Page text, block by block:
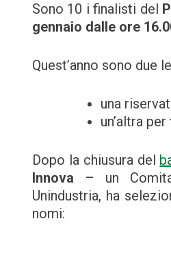
Sono 10 i finalisti del
gennaio dalle ore
Quest’anno sono due
una
un’altra per
Dopo la chiusura del
Innova – un
Unindustria, ha
nomi: